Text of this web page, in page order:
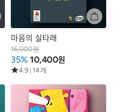
마음의 실타래
16,000원
35% 10,400원
4.9 14개